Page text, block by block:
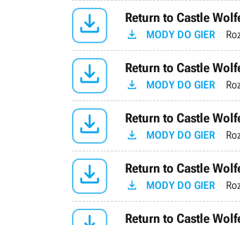
 Return to Castle
 MODY DO GIER
 Return to Castle
 MODY DO GIER
 Return to Castle
 MODY DO GIER
 Return to Castle
 MODY DO GIER
Return to Castle